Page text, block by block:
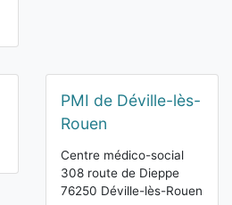
PMI de Déville-lès-
Rouen
Centre médico-social
308 route de Dieppe
76250 Déville-lès-Rouen